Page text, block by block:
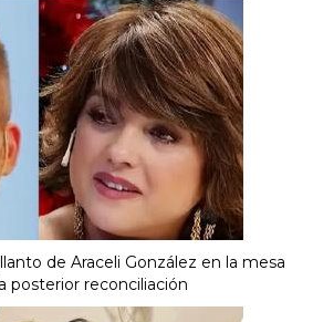
de Araceli González en la mesa
posterior reconciliación